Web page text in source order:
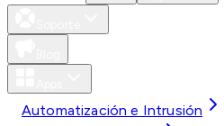
Automatización e Intrusión